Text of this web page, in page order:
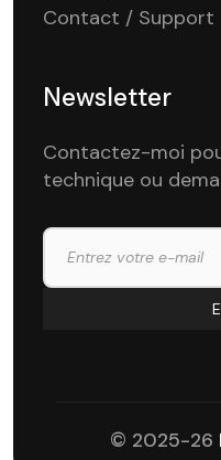
Contact / Support
Newsletter
Contactez-moi
technique ou
© 2025-26